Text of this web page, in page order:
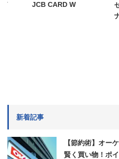
JCB CARD W
新着記事
【節約術】オー
賢く買い物！ポ